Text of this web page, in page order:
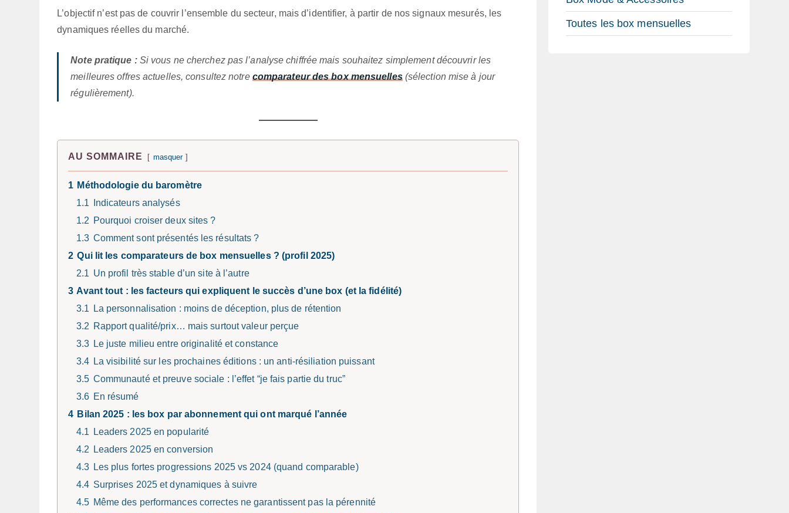
L’objectif n’est pas de couvrir l’ensemble du secteur, mais d’identifier, à partir de nos signaux mesurés, les
dynamiques réelles du marché.
Note pratique :Si vous ne cherchez pas l’analyse chiffrée mais souhaitez simplement découvrir les
meilleures offres actuelles, consultez notre comparateur des box mensuelles(sélection mise à jour
régulièrement).
AU SOMMAIRE masquer
1 Méthodologie du baromètre
1.1
Indicateurs analysés
1.2 Pourquoi croiser deux sites ?
1.3 Comment sont présentés les résultats ?
2 Qui lit les comparateurs de box mensuelles ? (profil 2025)
2.1 Un profil très stable d’un site à l’autre
3 Avant tout : les facteurs qui expliquent le succès d’une box (et la fidélité)
3.1 La personnalisation : moins de déception, plus de rétention
3.2 Rapport qualité/prix… mais surtout valeur perçue
3.3 Le juste milieu entre originalité et constance
3.4 La visibilité sur les prochaines éditions : un anti-résiliation puissant
3.5 Communauté et preuve sociale : l’effet “je fais partie du truc”
3.6 En résumé
4 Bilan 2025 : les box par abonnement qui ont marqué l’année
4.1 Leaders 2025 en popularité
4.2 Leaders 2025 en conversion
4.3 Les plus fortes progressions 2025 vs 2024 (quand comparable)
4.4 Surprises 2025 et dynamiques à suivre
4.5 Même des performances correctes ne garantissent pas la pérennité
Toutes les box mensuelles